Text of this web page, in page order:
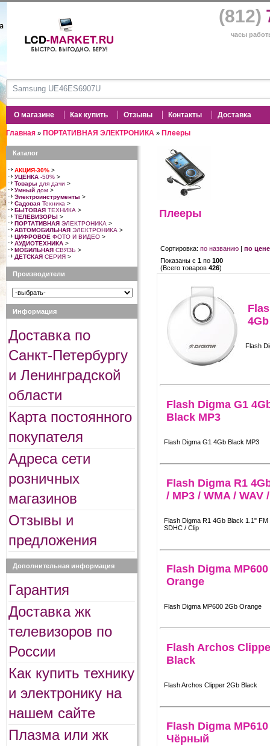
(812)
часы
О магазине Как купить Отзывы Контакты Доставка
Главная » ПОРТАТИВНАЯ ЭЛЕКТРОНИКА » Плееры
Каталог
АКЦИЯ-30% >
УЦЕНКА -50% >
Товары для дачи >
Умный дом >
Электроинструменты >
Садовая Техника >
БЫТОВАЯ ТЕХНИКА >
ТЕЛЕВИЗОРЫ >
ПОРТАТИВНАЯ ЭЛЕКТРОНИКА >
АВТОМОБИЛЬНАЯ ЭЛЕКТРОНИКА >
ЦИФРОВОЕ ФОТО И ВИДЕО >
АУДИОТЕХНИКА >
МОБИЛЬНАЯ СВЯЗЬ >
ДЕТСКАЯ СЕРИЯ >
Производители
Информация
Доставка по
Санкт-Петербургу
и Ленинградской
области
Карта постоянного
покупателя
Адреса сети
розничных
магазинов
Отзывы и
предложения
Дополнительная информация
Гарантия
Доставка жк
телевизоров по
России
Как купить технику
и электронику на
нашем сайте
Плазма или жк
Плееры
Сортировка: по названию | по
Показаны с 1 по 100
(Всего товаров 426)
Flash
Flash Digma G1
Black MP3
Flash Digma G1 4Gb Black MP3
Flash Digma R1
/ MP3 / WMA / WAV
Flash Digma R1 4Gb Black 1.1" FM
SDHC / Clip
Flash Digma
Orange
Flash Digma MP600 2Gb Orange
Flash Archos
Black
Flash Archos Clipper 2Gb Black
Flash Digma
Чёрный